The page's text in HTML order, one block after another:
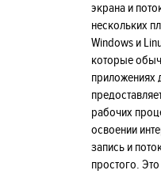
экрана и
нескольких
Windows и
которые
приложениях
рабочих
освоении
запись и
простого.